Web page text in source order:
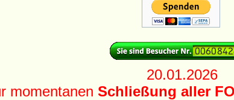
20.01.2026
momentanen Schließung aller